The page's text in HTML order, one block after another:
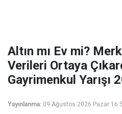
Altın mı Ev mi?
Verileri Ortaya
Gayrimenkul Yarışı
Yayınlanma: 09 Ağustos 2026 Pazar